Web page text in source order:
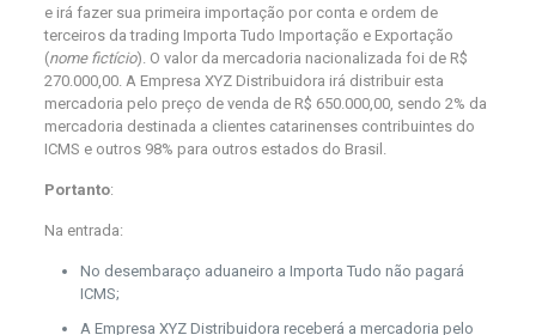
e irá fazer sua primeira importação por conta e ordem de
terceiros da trading Importa Tudo Importação e Exportação
(nome fictício). O valor da mercadoria nacionalizada foi de R$
270.000,00. A Empresa XYZ Distribuidora irá distribuir esta
mercadoria pelo preço de venda de R$ 650.000,00, sendo 2% da
mercadoria destinada a clientes catarinenses contribuintes do
ICMS e outros 98% para outros estados do Brasil.
Portanto:
Na entrada:
No desembaraço aduaneiro a Importa Tudo não pagará
ICMS;
A Empresa XYZ Distribuidora receberá a mercadoria pelo